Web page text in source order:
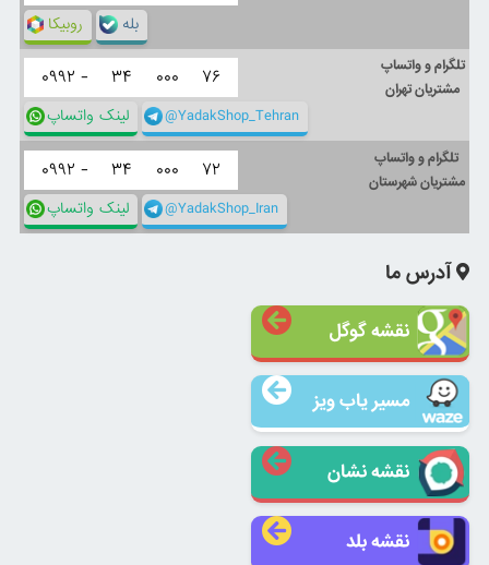
روبیکا بله
تلگرام و واتساپ
مشتریان تهران
۰۹۹۲ - ۳۴ ۰۰۰ ۷۶
لینک واتساپ @YadakShop_Tehran
تلگرام و واتساپ
مشتریان شهرستان
۰۹۹۲ - ۳۴ ۰۰۰ ۷۲
لینک واتساپ @YadakShop_Iran
آدرس ما
نقشه گوگل
مسیر یاب ویز
نقشه نشان
نقشه بلد